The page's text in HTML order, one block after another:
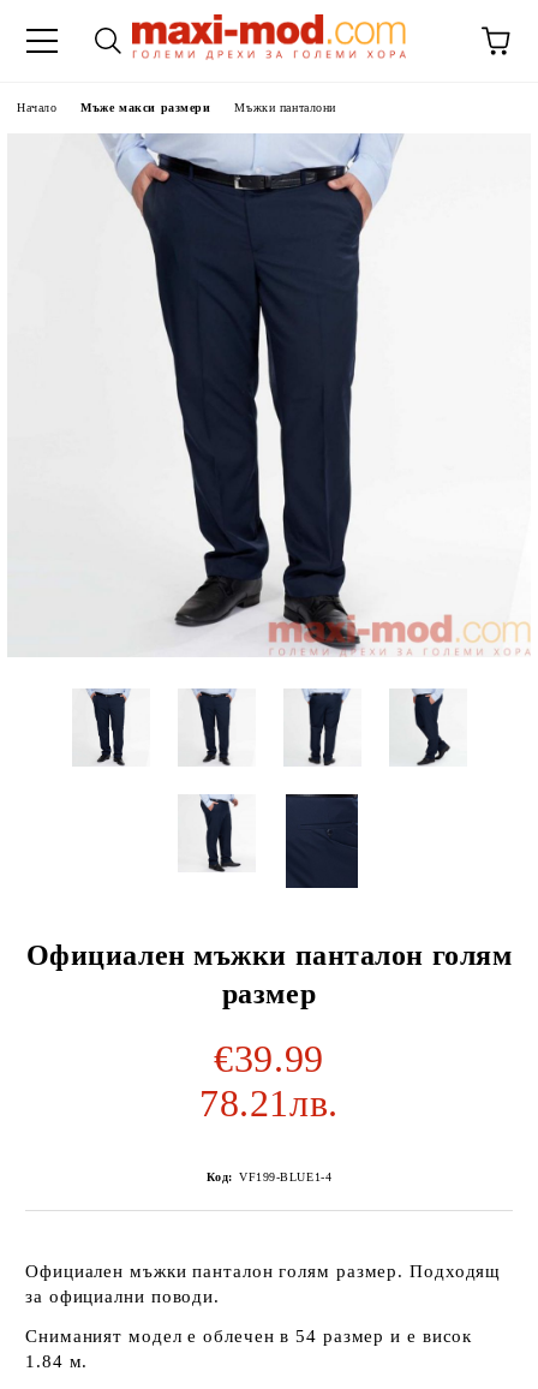
Начало Мъже макси размери Мъжки панталони
Официален мъжки панталон голям
размер
€39.99
78.21лв.
Код: VF199-BLUE1-4
Официален мъжки панталон голям размер. Подходящ
за официални поводи.
Сниманият модел е облечен в 54 размер и е висок
1.84 м.